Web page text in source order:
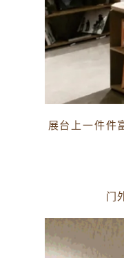
展台上一件
门